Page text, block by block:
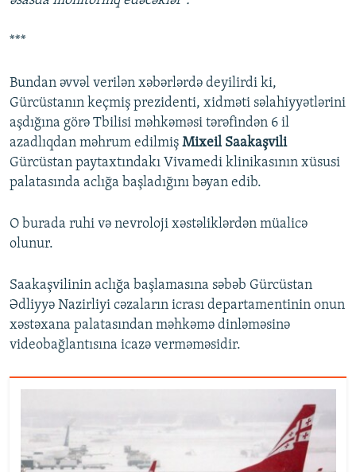
***
Bundan əvvəl verilən xəbərlərdə deyilirdi ki,
Gürcüstanın keçmiş prezidenti, xidməti səlahiyyətlərini
aşdığına görə Tbilisi məhkəməsi tərəfindən 6 il
azadlıqdan məhrum edilmiş Mixeil Saakaşvili
Gürcüstan paytaxtındakı Vivamedi klinikasının xüsusi
palatasında aclığa başladığını bəyan edib.
O burada ruhi və nevroloji xəstəliklərdən müalicə
olunur.
Saakaşvilinin aclığa başlamasına səbəb Gürcüstan
Ədliyyə Nazirliyi cəzaların icrası departamentinin onun
xəstəxana palatasından məhkəmə dinləməsinə
videobağlantısına icazə verməməsidir.